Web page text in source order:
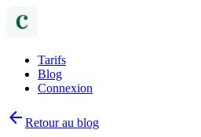
Tarifs
Blog
Connexion
arrow_back Retour au blog